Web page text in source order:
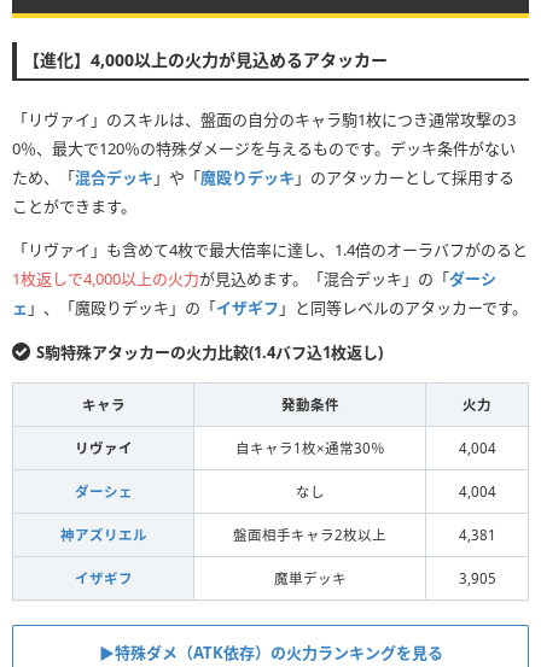
【進化】4,000以上の火力が見込めるアタッカー
「リヴァイ」のスキルは、盤面の自分のキャラ駒1枚につき通常攻撃の3
0％、最大で120％の特殊ダメージを与えるものです。デッキ条件がない
ため、「混合デッキ 」や「魔殴りデッキ 」のアタッカーとして採用する
ことができます。
「リヴァイ」も含めて4枚で最大倍率に達し、1.4倍のオーラバフがのると
1枚返しで4,000以上の火力が見込めます。「混合デッキ」の「ダーシ
ェ 」、「魔殴りデッキ」の「イザギフ 」と同等レベルのアタッカーです。
S駒特殊アタッカーの火力比較(1.4バフ込1枚返し)
キャラ 発動条件 火力
リヴァイ 自キャラ1枚×通常30％ 4,004
ダーシェ なし 4,004
神アズリエル 盤面相手キャラ2枚以上 4,381
イザギフ 魔単デッキ 3,905
▶︎特殊ダメ（ATK依存）の火力ランキングを見る